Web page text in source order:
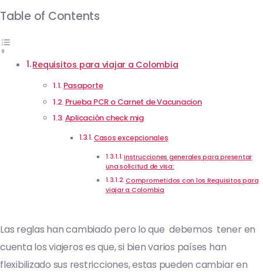
Table of Contents
Requisitos para viajar a Colombia
Pasaporte
Prueba PCR o Carnet de Vacunacion
Aplicación check mig
Casos excepcionales
Instrucciones generales para presentar
una solicitud de visa:
Comprometidos con los Requisitos para
viajar a Colombia
Las reglas han cambiado pero lo que debemos tener en
cuenta los viajeros es que, si bien varios países han
flexibilizado sus restricciones, estas pueden cambiar en